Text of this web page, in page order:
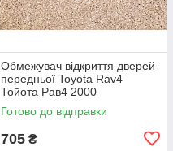
Обмежувач відкриття дверей
передньої Toyota Rav4
Тойота Рав4 2000
Готово до відправки
705 ₴